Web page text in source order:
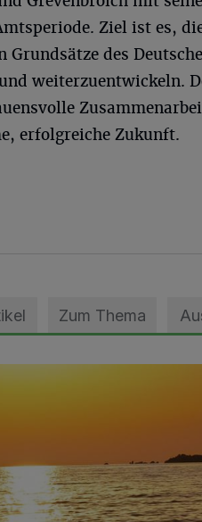
Ziel ist es,
Grundsätze des
weiterzuentwickeln.
erfolgreiche Zukunft.
Zum Thema